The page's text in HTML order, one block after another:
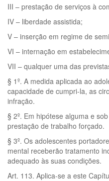
III – prestação de serviços à
IV – liberdade assistida;
V – inserção em regime de
VI – internação em
VII – qualquer uma das
§ 1º. A medida aplicada ao
capacidade de cumpri-la, as
infração.
§ 2º. Em hipótese alguma e
prestação de trabalho forçado.
§ 3º. Os adolescentes
mental receberão tratamento
adequado às suas condições.
Art. 113. Aplica-se a este